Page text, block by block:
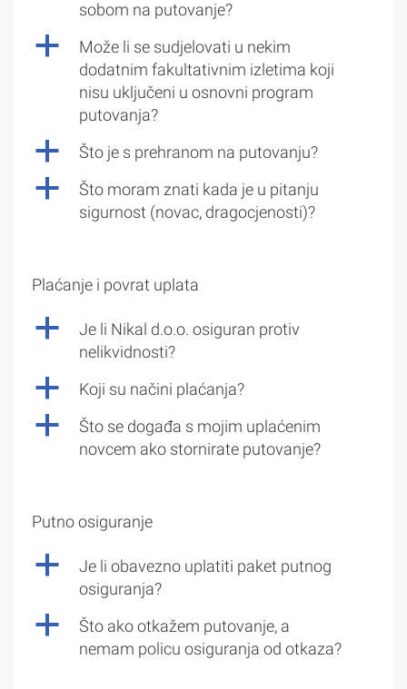
sobom na putovanje?
a
Može li se sudjelovati u nekim
dodatnim fakultativnim izletima koji
nisu uključeni u osnovni program
putovanja?
a Što je s prehranom na putovanju?
a
Što moram znati kada je u pitanju
sigurnost (novac, dragocjenosti)?
Plaćanje i povrat uplata
a
Je li Nikal d.o.o. osiguran protiv
nelikvidnosti?
a Koji su načini plaćanja?
a
Što se događa s mojim uplaćenim
novcem ako stornirate putovanje?
Putno osiguranje
a
Je li obavezno uplatiti paket putnog
osiguranja?
a
Što ako otkažem putovanje, a
nemam policu osiguranja od otkaza?